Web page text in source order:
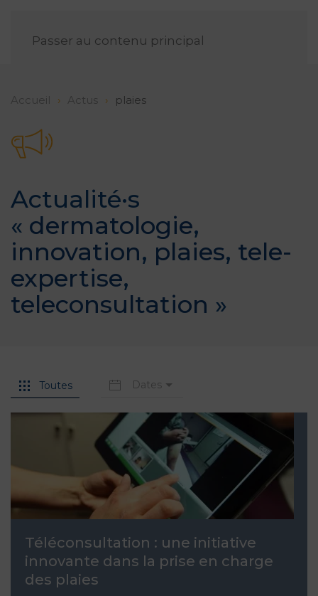
Passer au contenu principal
Accueil Actus plaies
Actualité·s
« dermatologie,
innovation, plaies, tele-
expertise,
teleconsultation »
Toutes Dates
Téléconsultation : une initiative
innovante dans la prise en charge
des plaies